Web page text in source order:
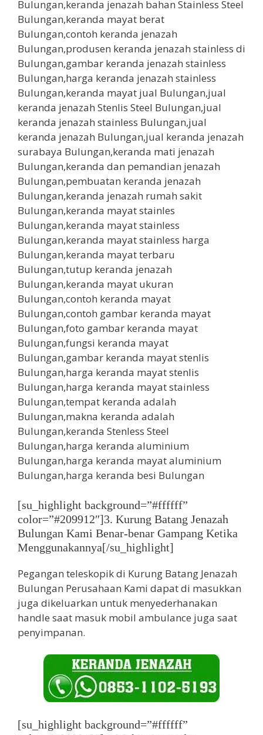
[su_highlight background=”#ffffff”
color=”#209912″]3. Kurung Batang Jenazah
Bulungan Kami Benar-benar Gampang Ketika
Menggunakannya[/su_highlight]
Pegangan teleskopik di Kurung Batang Jenazah
Bulungan Perusahaan Kami dapat di masukkan
juga dikeluarkan untuk menyederhanakan
handle saat masuk mobil ambulance juga saat
penyimpanan.
[su_highlight background=”#ffffff”